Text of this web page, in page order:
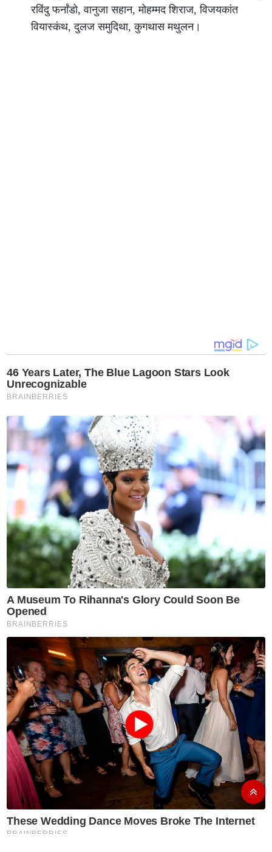
रविंदु फर्नांडो, वानुजा सहान, मोहम्मद शिराज, विजयकांत
वियास्कंथ, दुलज समुदिथा, कुगथास मथुलन।